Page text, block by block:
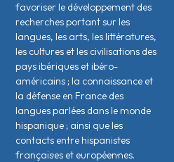
favoriser le développement des
recherches portant sur les
langues, les arts, les littératures,
les cultures et les civilisations des
pays ibériques et ibéro-
américains ; la connaissance et
la défense en France des
langues parlées dans le monde
hispanique ; ainsi que les
contacts entre hispanistes
français·es et européen·nes.